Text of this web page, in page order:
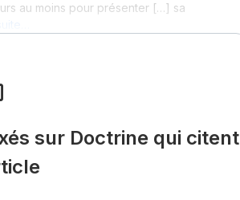
au moins pour présenter […] sa
sur Doctrine qui citent